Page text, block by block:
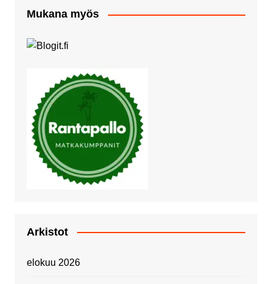
Mukana myös
Arkistot
elokuu 2026